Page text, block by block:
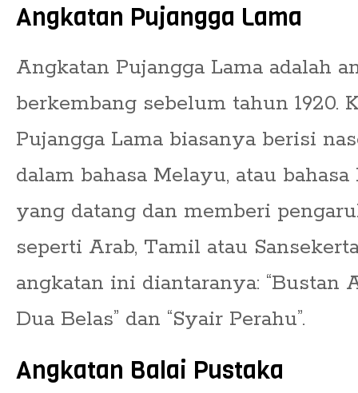
Angkatan Pujangga Lama
Angkatan Pujangga Lama adalah
berkembang sebelum tahun 1920.
Pujangga Lama biasanya berisi
dalam bahasa Melayu, atau
yang datang dan memberi
seperti Arab, Tamil atau
angkatan ini diantaranya: “Bustan
Dua Belas” dan “Syair Perahu”.
Angkatan Balai Pustaka